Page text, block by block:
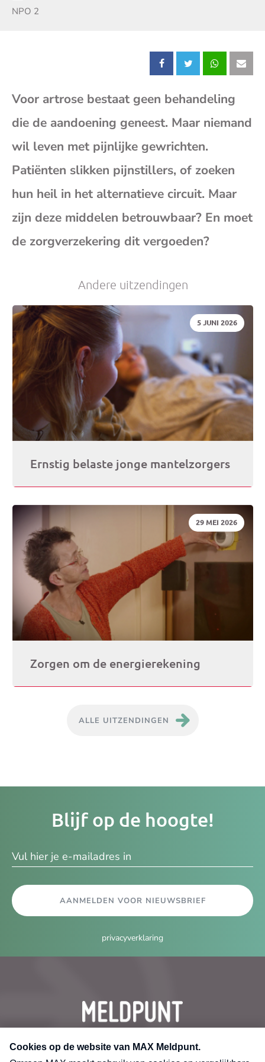
Zender:
NPO 2
Deel
dit
bericht
op
Facebook
Deel
dit
bericht
op
X
Deel
dit
bericht
op
Voor artrose bestaat geen behandeling
die de aandoening geneest. Maar niemand
wil leven met pijnlijke gewrichten.
Patiënten slikken pijnstillers, of zoeken
hun heil in het alternatieve circuit. Maar
zijn deze middelen betrouwbaar? En moet
de zorgverzekering dit vergoeden?
Andere uitzendingen
DATUM:
5 JUNI 2026
Ernstig belaste jonge mantelzorgers
DATUM:
29 MEI 2026
Zorgen om de energierekening
ALLE UITZENDINGEN
Blijf op de hoogte!
AANMELDEN VOOR NIEUWSBRIEF
privacyverklaring